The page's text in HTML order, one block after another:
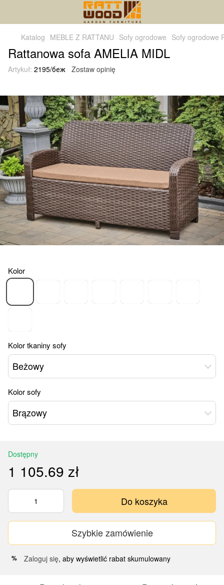
Katalog MEBLE Z RATTANU Sofy ogrodowe Sofy ogrodowe
Rattanowa sofa AMELIA MIDL
Artykuł: 2195/беж Zostaw opinię
Kolor
Kolor tkaniny sofy
Beżowy
Kolor sofy
Brązowy
Dostępny
1 105.69 zł
Do koszyka
Szybkie zamówienie
% Zaloguj się, aby wyświetlić rabat skumulowany